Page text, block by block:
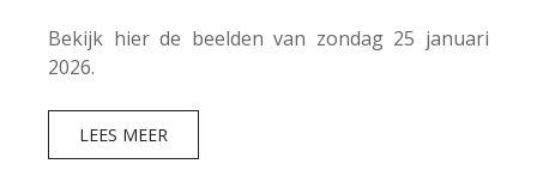
Bekijk hier de beelden van zondag 25 januari
2026.
LEES MEER